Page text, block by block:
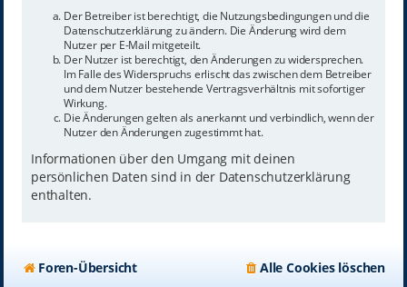
Der Betreiber ist berechtigt, die Nutzungsbedingungen und die
Datenschutzerklärung zu ändern. Die Änderung wird dem
Nutzer per E-Mail mitgeteilt.
Der Nutzer ist berechtigt, den Änderungen zu widersprechen.
Im Falle des Widerspruchs erlischt das zwischen dem Betreiber
und dem Nutzer bestehende Vertragsverhältnis mit sofortiger
Wirkung.
Die Änderungen gelten als anerkannt und verbindlich, wenn der
Nutzer den Änderungen zugestimmt hat.
Informationen über den Umgang mit deinen
persönlichen Daten sind in der Datenschutzerklärung
enthalten.
Foren-Übersicht Alle Cookies löschen